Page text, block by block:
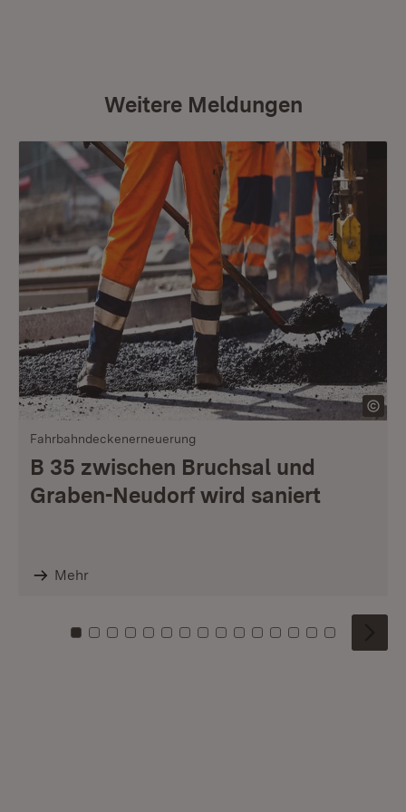
Weitere Meldungen
Fahrbahndeckenerneuerung
B 35 zwischen Bruchsal und
Graben-Neudorf wird saniert
Mehr
Zu Kachel: 0
Zu Kachel: 1
Zu Kachel: 2
Zu Kachel: 3
Zu Kachel: 4
Zu Kachel: 5
Zu Kachel: 6
Zu Kachel: 7
Zu Kachel: 8
Zu Kachel: 9
Zu Kachel: 10
Zu Kachel: 11
Zu Kachel: 12
Zu Kachel:
Zu